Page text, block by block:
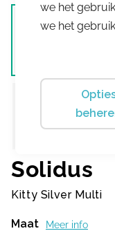
Solidus
Kitty Silver Multi
Maat Meer info
we het
we het